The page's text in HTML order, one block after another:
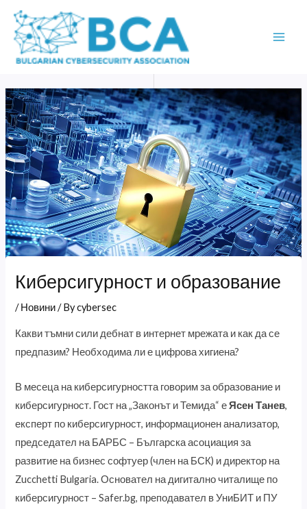
content
Киберсигурност и образование
/Новини/ Bycybersec
Какви тъмни сили дебнат в интернет мрежата и как да се
предпазим? Необходима ли е цифрова хигиена?
В месеца на киберсигурността говорим за образование и
киберсигурност. Гост на „Законът и Темида“ еЯсен Танев,
експерт по киберсигурност, информационен анализатор,
председател на БАРБС – Българска асоциация за
развитие на бизнес софтуер (член на БСК) и директор на
Zucchetti Bulgaria. Основател на дигитално читалище по
киберсигурност – Safer.bg, преподавател в УниБИТ и ПУ